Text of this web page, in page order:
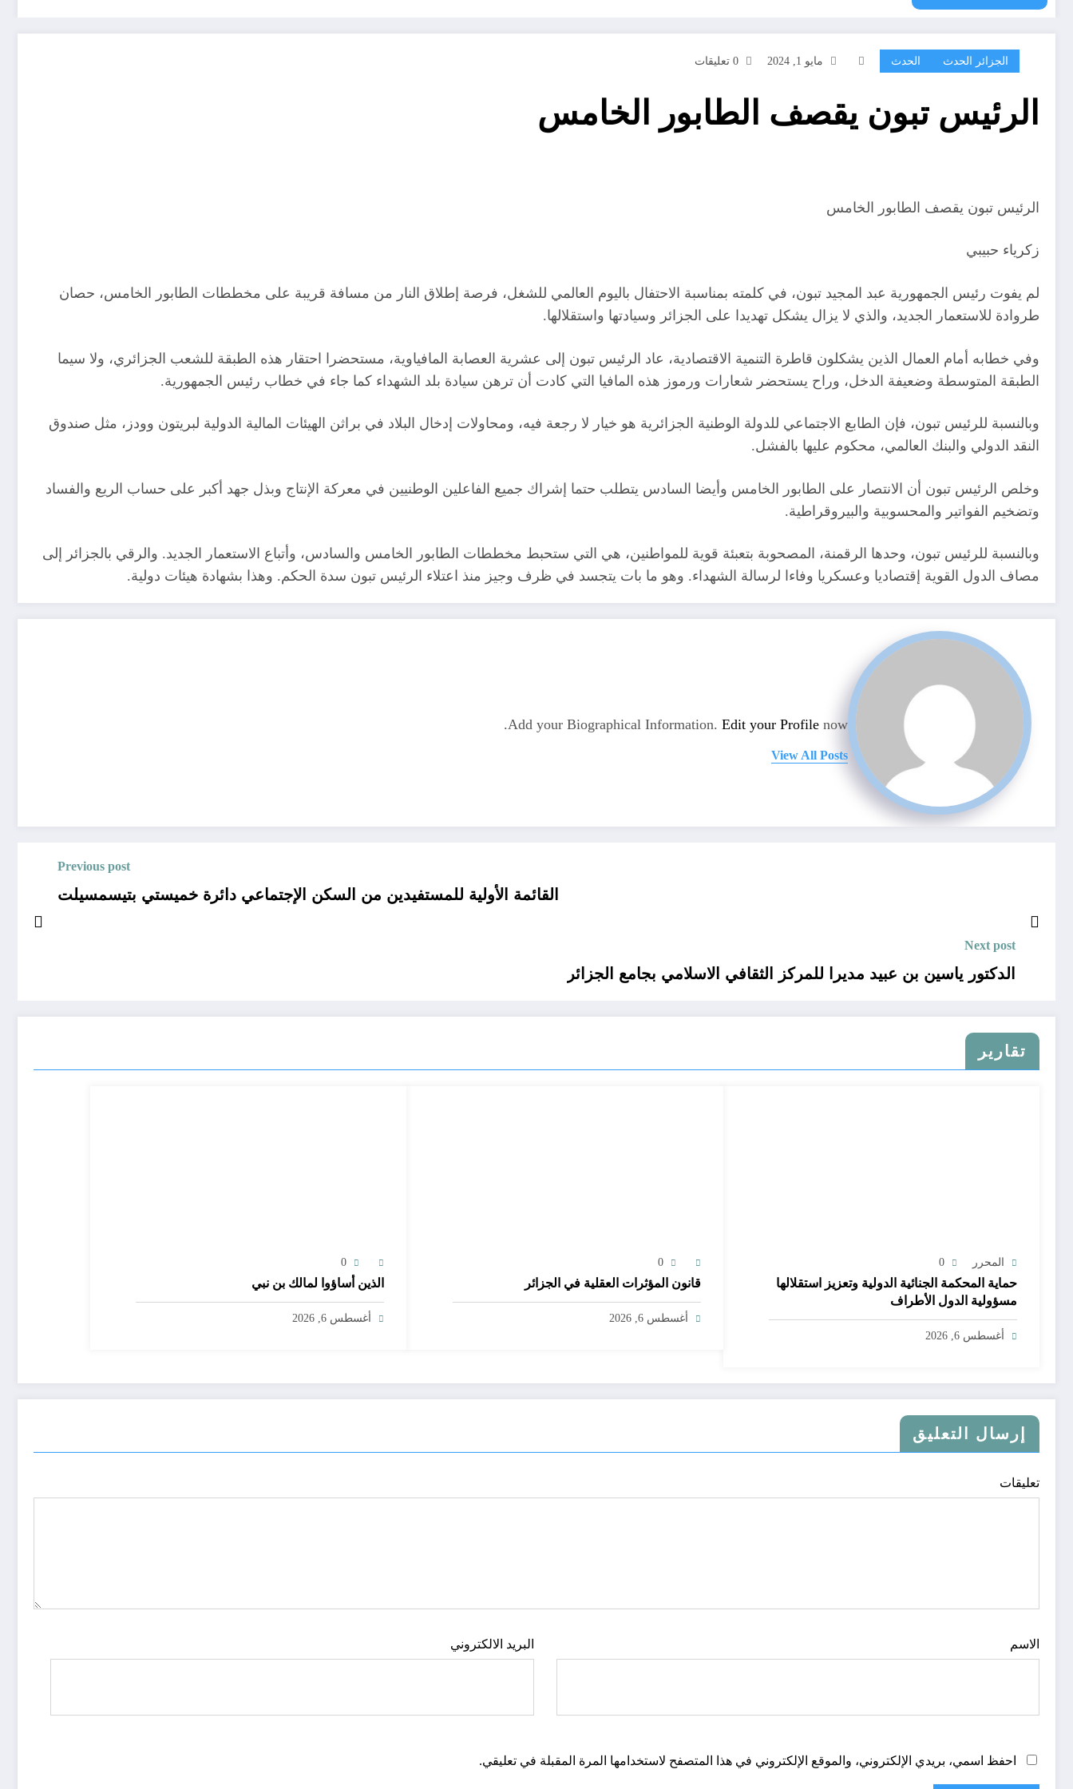
الجزائر الحدث الحدث مايو 1, 2024 0 تعليقات
الرئيس تبون يقصف الطابور الخامس
الرئيس تبون يقصف الطابور الخامس
زكرياء حبيبي
لم يفوت رئيس الجمهورية عبد المجيد تبون، في كلمته بمناسبة الاحتفال باليوم العالمي للشغل، فرصة إطلاق النار من مسافة قريبة على مخططات الطابور الخامس، حصان
طروادة للاستعمار الجديد، والذي لا يزال يشكل تهديدا على الجزائر وسيادتها واستقلالها.
وفي خطابه أمام العمال الذين يشكلون قاطرة التنمية الاقتصادية، عاد الرئيس تبون إلى عشرية العصابة المافياوية، مستحضرا احتقار هذه الطبقة للشعب الجزائري، ولا سيما
الطبقة المتوسطة وضعيفة الدخل، وراح يستحضر شعارات ورموز هذه المافيا التي كادت أن ترهن سيادة بلد الشهداء كما جاء في خطاب رئيس الجمهورية.
وبالنسبة للرئيس تبون، فإن الطابع الاجتماعي للدولة الوطنية الجزائرية هو خيار لا رجعة فيه، ومحاولات إدخال البلاد في براثن الهيئات المالية الدولية لبريتون وودز، مثل صندوق
النقد الدولي والبنك العالمي، محكوم عليها بالفشل.
وخلص الرئيس تبون أن الانتصار على الطابور الخامس وأيضا السادس يتطلب حتما إشراك جميع الفاعلين الوطنيين في معركة الإنتاج وبذل جهد أكبر على حساب الريع والفساد
وتضخيم الفواتير والمحسوبية والبيروقراطية.
وبالنسبة للرئيس تبون، وحدها الرقمنة، المصحوبة بتعبئة قوية للمواطنين، هي التي ستحبط مخططات الطابور الخامس والسادس، وأتباع الاستعمار الجديد. والرقي بالجزائر إلى
مصاف الدول القوية إقتصاديا وعسكريا وفاءا لرسالة الشهداء. وهو ما بات يتجسد في ظرف وجيز منذ اعتلاء الرئيس تبون سدة الحكم. وهذا بشهادة هيئات دولية.
Add your Biographical Information. Edit your Profile now.
View All Posts
Previous post
القائمة الأولية للمستفيدين من السكن الإجتماعي دائرة خميستي بتيسمسيلت
Next post
الدكتور ياسين بن عبيد مديرا للمركز الثقافي الاسلامي بجامع الجزائر
تقارير
المحرر 0
حماية المحكمة الجنائية الدولية وتعزيز استقلالها
مسؤولية الدول الأطراف
أغسطس 6, 2026
0
قانون المؤثرات العقلية في الجزائر
أغسطس 6, 2026
0
الذين أساؤوا لمالك بن نبي
أغسطس 6, 2026
إرسال التعليق
تعليقات
الاسم البريد الالكتروني
احفظ اسمي، بريدي الإلكتروني، والموقع الإلكتروني في هذا المتصفح لاستخدامها المرة المقبلة في تعليقي.